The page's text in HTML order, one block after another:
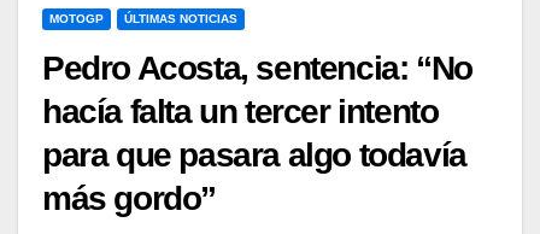
MOTOGP ÚLTIMAS NOTICIAS
Pedro Acosta, sentencia: “No
hacía falta un tercer intento
para que pasara algo todavía
más gordo”